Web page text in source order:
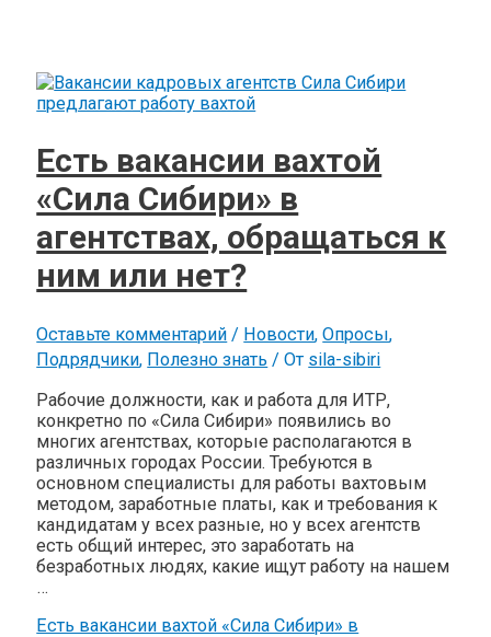
Есть вакансии вахтой
«Сила Сибири» в
агентствах, обращаться к
ним или нет?
Оставьте комментарий / Новости,Опросы,
Подрядчики, Полезно знать / От sila-sibiri
Рабочие должности, как и работа для ИТР,
конкретно по «Сила Сибири» появились во
многих агентствах, которые располагаются в
различных городах России. Требуются в
основном специалисты для работы вахтовым
методом, заработные платы, как и требования к
кандидатам у всех разные, но у всех агентств
есть общий интерес, это заработать на
безработных людях, какие ищут работу на нашем
…
Есть вакансии вахтой «Сила Сибири» в